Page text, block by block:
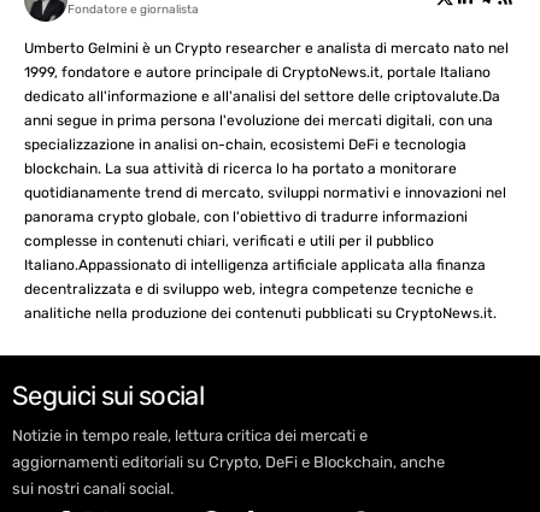
Fondatore e giornalista
Umberto Gelmini è un Crypto researcher e analista di mercato nato nel
1999, fondatore e autore principale di CryptoNews.it, portale Italiano
dedicato all'informazione e all'analisi del settore delle criptovalute.Da
anni segue in prima persona l'evoluzione dei mercati digitali, con una
specializzazione in analisi on-chain, ecosistemi DeFi e tecnologia
blockchain. La sua attività di ricerca lo ha portato a monitorare
quotidianamente trend di mercato, sviluppi normativi e innovazioni nel
panorama crypto globale, con l'obiettivo di tradurre informazioni
complesse in contenuti chiari, verificati e utili per il pubblico
Italiano.Appassionato di intelligenza artificiale applicata alla finanza
decentralizzata e di sviluppo web, integra competenze tecniche e
analitiche nella produzione dei contenuti pubblicati su CryptoNews.it.
Seguici sui social
Notizie in tempo reale, lettura critica dei mercati e
aggiornamenti editoriali su Crypto, DeFi e Blockchain, anche
sui nostri canali social.